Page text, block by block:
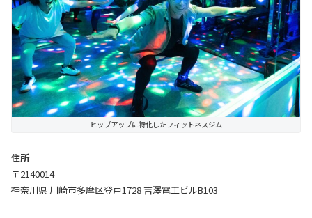
ヒップアップに特化したフィットネスジム
住所
〒2140014
神奈川県 川崎市多摩区登戸1728 吉澤電工ビルB103